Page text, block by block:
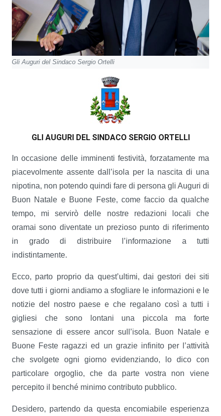
Gli Auguri del Sindaco Sergio Ortelli
GLI AUGURI DEL SINDACO SERGIO ORTELLI
In occasione delle imminenti festività, forzatamente ma
piacevolmente assente dall’isola per la nascita di una
nipotina, non potendo quindi fare di persona gli Auguri di
Buon Natale e Buone Feste, come faccio da qualche
tempo, mi servirò delle nostre redazioni locali che
oramai sono diventate un prezioso punto di riferimento
in grado di distribuire l’informazione a tutti
indistintamente.
Ecco, parto proprio da quest’ultimi, dai gestori dei siti
dove tutti i giorni andiamo a sfogliare le informazioni e le
notizie del nostro paese e che regalano così a tutti i
gigliesi che sono lontani una piccola ma forte
sensazione di essere ancor sull’isola. Buon Natale e
Buone Feste ragazzi ed un grazie infinito per l’attività
che svolgete ogni giorno evidenziando, lo dico con
particolare orgoglio, che da parte vostra non viene
percepito il benché minimo contributo pubblico.
Desidero, partendo da questa encomiabile esperienza